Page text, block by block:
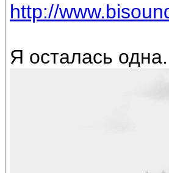
http://
Я осталась